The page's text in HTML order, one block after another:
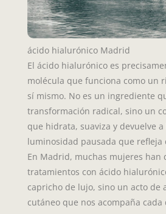
ácido hialurónico Madrid
El ácido hialurónico es
molécula que funciona como un
sí mismo. No es un ingrediente
transformación radical, sino un
que hidrata, suaviza y devuelve a
luminosidad pausada que refleja
En Madrid, muchas mujeres han
tratamientos con ácido
capricho de lujo, sino un acto de
cutáneo que nos acompaña cada